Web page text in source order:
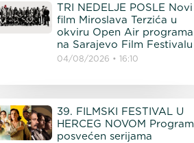
TRI NEDELJE POSLE Novi
film Miroslava Terzića u
okviru Open Air programa
na Sarajevo Film Festivalu
04/08/2026 16:10
39. FILMSKI FESTIVAL U
HERCEG NOVOM Program
posvećen serijama